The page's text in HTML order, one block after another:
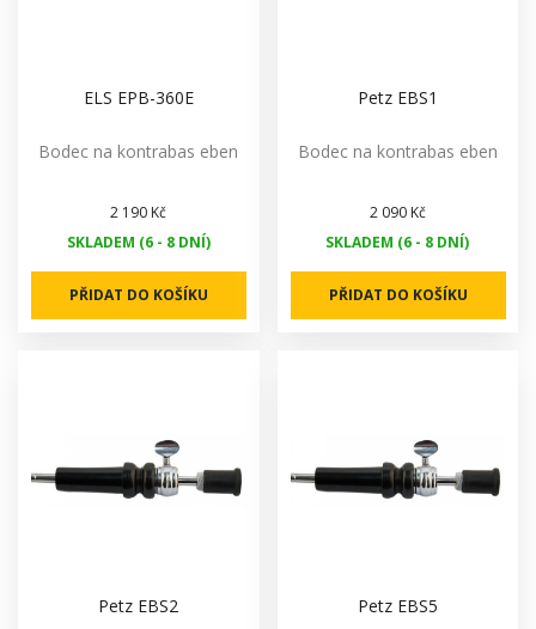
ELS EPB-360E
Bodec na kontrabas eben
2 190 Kč
SKLADEM (6 - 8 DNÍ)
PŘIDAT DO KOŠÍKU
Petz EBS1
Bodec na kontrabas eben
2 090 Kč
SKLADEM (6 - 8 DNÍ)
PŘIDAT DO KOŠÍKU
Petz EBS2 Petz EBS5